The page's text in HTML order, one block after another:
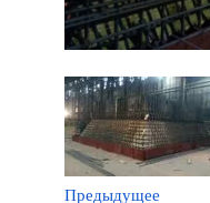
Предыдущее